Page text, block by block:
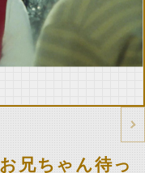
兄ちゃん待っ